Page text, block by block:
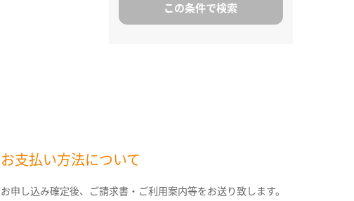
お支払い方法について
お申し込み確定後、ご請求書・ご利用案内等をお送り致します。